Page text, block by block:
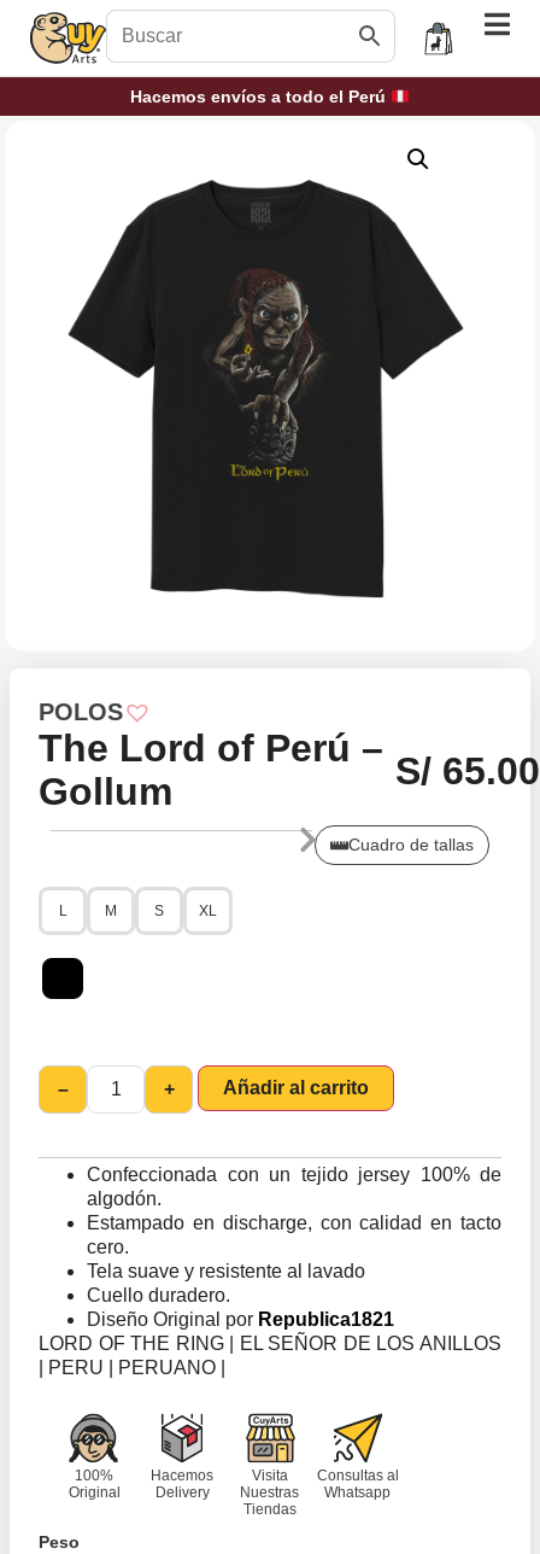
Hacemos envíos a todo el Perú
POLOS
The Lord of Perú –
Gollum
S/ 65.00
Cuadro de tallas
L M S XL
– + Añadir al carrito
Confeccionada con un tejido jersey 100% de
algodón.
Estampado en discharge, con calidad en tacto
cero.
Tela suave y resistente al lavado
Cuello duradero.
Diseño Original por Republica1821
LORD OF THE RING | EL SEÑOR DE LOS ANILLOS
| PERU | PERUANO |
100%
Original
Hacemos
Delivery
Visita
Nuestras
Tiendas
Consultas al
Whatsapp
Peso